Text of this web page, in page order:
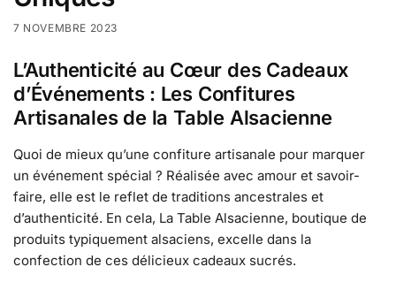
7 NOVEMBRE 2023
L’Authenticité au Cœur des Cadeaux
d’Événements : Les Confitures
Artisanales de la Table Alsacienne
Quoi de mieux qu’une confiture artisanale pour marquer
un événement spécial ? Réalisée avec amour et savoir-
faire, elle est le reflet de traditions ancestrales et
d’authenticité. En cela, La Table Alsacienne, boutique de
produits typiquement alsaciens, excelle dans la
confection de ces délicieux cadeaux sucrés.